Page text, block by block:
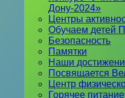
Дону-2024»
Центры
Обучаем детей
Безопасность
Памятки
Наши
Посвящается
Центр
Горячее питание